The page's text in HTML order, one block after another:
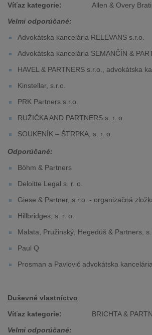
Víťaz kategorie: Allen & Overy
Velmi odporúčané:
Advokátska kancelária RELEVANS s.r.o.
Advokátska kancelária SEMANČÍN &
HAVEL & PARTNERS s.r.o., advokátska
Kinstellar, s.r.o.
PRK Partners s.r.o.
RUŽIČKA AND PARTNERS s. r. o.
SOUKENÍK – ŠTRPKA, s. r. o.
Odporúčané:
Böhm & Partners
Deloitte Legal s. r. o.
Giese & Partner, s.r.o. - organizačná
Hillbridges, s. r. o.
Malata, Pružinský, Hegedüš & Partners,
Paul Q
Prosman a Pavlovič advokátska
Duševné vlastníctvo
Víťaz kategorie: BRICHTA &
Velmi odporúčané: